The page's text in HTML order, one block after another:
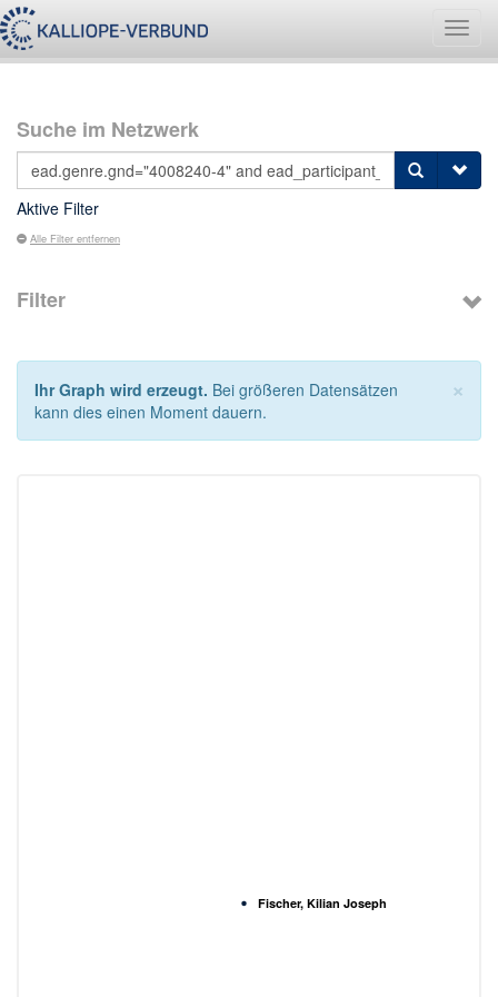
Suche im Netzwerk
Aktive Filter
Alle Filter entfernen
Filter
×
Ihr Graph wird erzeugt. Bei größeren Datensätzen
kann dies einen Moment dauern.
Fischer, Kilian Joseph